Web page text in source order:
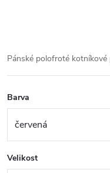
Pánské polofroté kotníkové
Barva
Velikost